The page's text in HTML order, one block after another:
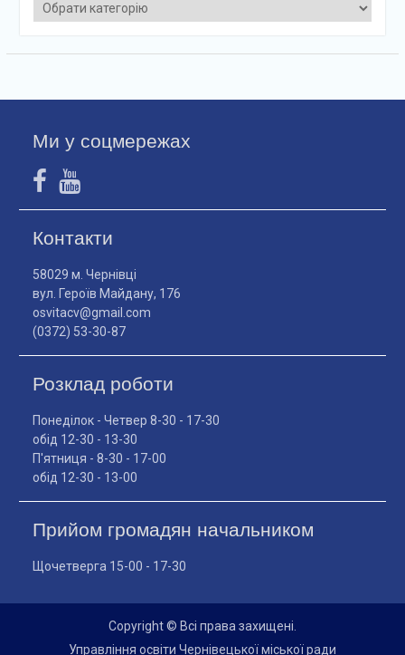
Категорії
Ми у соцмережах
Контакти
58029 м. Чернівці
вул. Героїв Майдану, 176
osvitacv@gmail.com
(0372) 53-30-87
Розклад роботи
Понеділок - Четвер 8-30 - 17-30
обід 12-30 - 13-30
П'ятниця - 8-30 - 17-00
обід 12-30 - 13-00
Прийом громадян начальником
Щочетверга 15-00 - 17-30
Copyright © Всі права захищені.
Управління освіти Чернівецької міської ради